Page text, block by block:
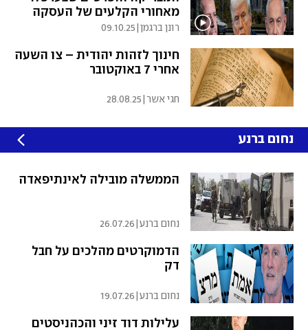
מאחורי הקלעים של העסקה
רונן ברגמן|
09.10.25
חינוך לזהות יהודית – צו השעה
אחרי 7 באוקטובר
חגי אשר|
28.08.25
נחום ברנע
הממשלה מובילה לאינתיפאדה
נחום ברנע|
26.07.26
הדמוקרטים מהלכים על חבל
דק
נחום ברנע|
19.07.26
עלילות דוד זיני והכהניסטים